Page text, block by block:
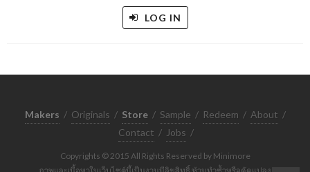
LOG IN
Makers / Originals / Store / Sample / Redeem / About /
Contact / Jobs /
Copyrights © 2015 All Rights Reserved by Minimore